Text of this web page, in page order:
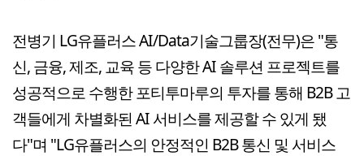
전병기 LG유플러스 AI/Data기술그룹장(전무)은 "통
신, 금융, 제조, 교육 등 다양한 AI 솔루션 프로젝트를
성공적으로 수행한 포티투마루의 투자를 통해 B2B 고
객들에게 차별화된 AI 서비스를 제공할 수 있게 됐
다"며 "LG유플러스의 안정적인 B2B 통신 및 서비스